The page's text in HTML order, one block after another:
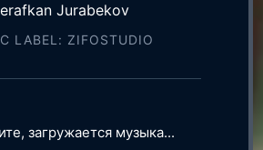
Jurabekov
LABEL: ZIFOSTUDIO
загружается музыка...